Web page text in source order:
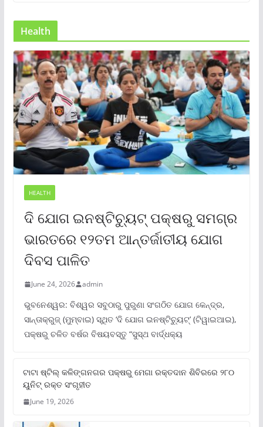
Health
HEALTH
ଦି ଯୋଗ ଇନଷ୍ଟିଚ୍ୟୁଟ୍ ପକ୍ଷରୁ ସମଗ୍ର
ଭାରତରେ ୧୨ତମ ଆନ୍ତର୍ଜାତୀୟ ଯୋଗ
ଦିବସ ପାଳିତ
June 24, 2026 admin
ଭୁବନେଶ୍ୱର: ବିଶ୍ୱର ସବୁଠାରୁ ପୁରୁଣା ସଂଗଠିତ ଯୋଗ କେନ୍ଦ୍ର,
ସାନ୍ତାକ୍ରୁଜ୍ (ମୁମ୍ବାଇ) ସ୍ଥିତ ‘ଦି ଯୋଗ ଇନଷ୍ଟିଚ୍ୟୁଟ୍‌’ (ଟିୱାଇଆଇ),
ପକ୍ଷରୁ ଚଳିତ ବର୍ଷର ବିଷୟବସ୍ତୁ “ସୁସ୍ଥ ବାର୍ଦ୍ଧକ୍ୟ
ଟାଟା ଷ୍ଟିଲ୍‌ କଳିଙ୍ଗନଗର ପକ୍ଷରୁ ମେଗା ରକ୍ତଦାନ ଶିବିରରେ ୨୮୦
ୟୁନିଟ୍‌ ରକ୍ତ ସଂଗୃହୀତ
June 19, 2026